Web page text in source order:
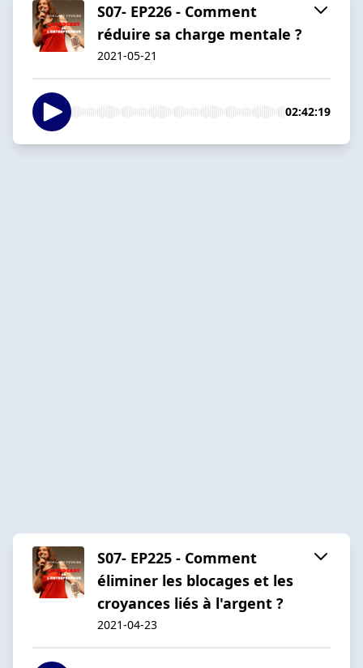
S07- EP226 - Comment
réduire sa charge mentale ?
2021-05-21
02:42:19
S07- EP225 - Comment
éliminer les blocages et les
croyances liés à l'argent ?
2021-04-23